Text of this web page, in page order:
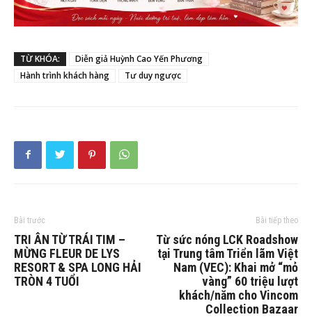
TỪ KHÓA:
Diễn giả Huỳnh Cao Yến Phương
Hành trình khách hàng
Tư duy ngược
Bài trước
TRI ÂN TỪ TRÁI TIM –
MỪNG FLEUR DE LYS
RESORT & SPA LONG HẢI
TRÒN 4 TUỔI
Bài tiếp theo
Từ sức nóng LCK Roadshow
tại Trung tâm Triển lãm Việt
Nam (VEC): Khai mở “mỏ
vàng” 60 triệu lượt
khách/năm cho Vincom
Collection Bazaar